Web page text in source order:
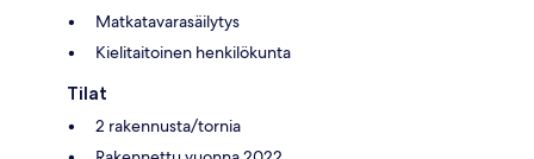
Matkatavarasäilytys
Kielitaitoinen henkilökunta
Tilat
2 rakennusta/tornia